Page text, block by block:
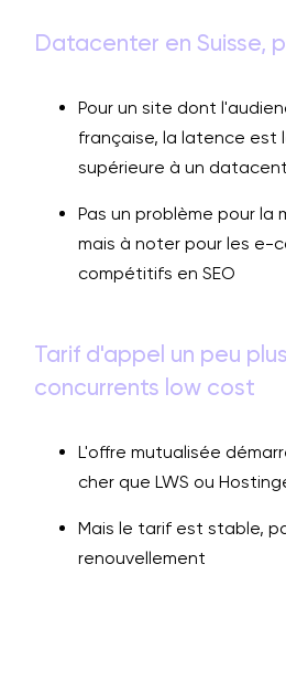
Datacenter en Suisse,
Pour un site dont
française, la latence est
supérieure à un
Pas un problème pour la
mais à noter pour les e-
compétitifs en SEO
Tarif d'appel un peu
concurrents low cost
L'offre mutualisée
cher que LWS ou
Mais le tarif est stable,
renouvellement